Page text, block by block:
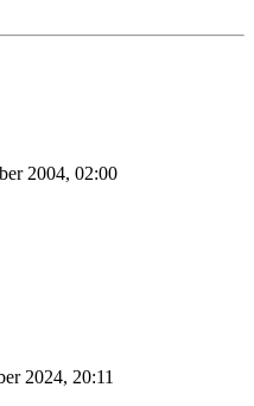
2004, 02:00
2024, 20:11